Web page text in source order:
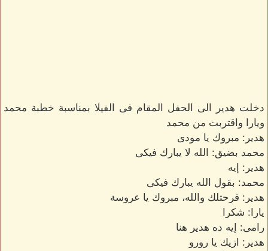
دخلت هدير الى الحفل المقام فى الفيلا بمناسبة خطبة محمد
ويارا واقتربت من محمد
هدير: مبروك يا مودى
محمد بضيق: الله لا يبارك فيكى
هدير: إيه
محمد: بقول الله يبارك فيكى
هدير: فرحتلك والله، مبروك يا عروسة
يارا: شكرا
رامى: إيه ده هدير هنا
هدير: ازيك يا رورو